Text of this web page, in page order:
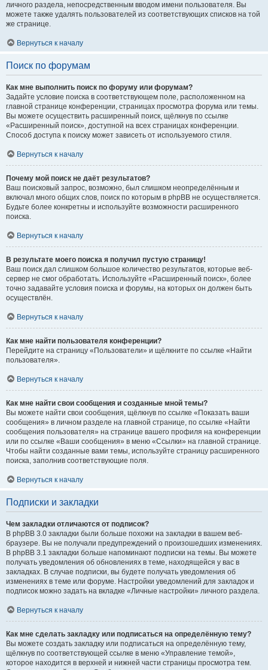
личного раздела, непосредственным вводом имени пользователя. Вы
можете также удалять пользователей из соответствующих списков на той
же странице.
Вернуться к началу
Поиск по форумам
Как мне выполнить поиск по форуму или форумам?
Задайте условие поиска в соответствующем поле, расположенном на
главной странице конференции, страницах просмотра форума или темы.
Вы можете осуществить расширенный поиск, щёлкнув по ссылке
«Расширенный поиск», доступной на всех страницах конференции.
Способ доступа к поиску может зависеть от используемого стиля.
Вернуться к началу
Почему мой поиск не даёт результатов?
Ваш поисковый запрос, возможно, был слишком неопределённым и
включал много общих слов, поиск по которым в phpBB не осуществляется.
Будьте более конкретны и используйте возможности расширенного
поиска.
Вернуться к началу
В результате моего поиска я получил пустую страницу!
Ваш поиск дал слишком большое количество результатов, которые веб-
сервер не смог обработать. Используйте «Расширенный поиск», более
точно задавайте условия поиска и форумы, на которых он должен быть
осуществлён.
Вернуться к началу
Как мне найти пользователя конференции?
Перейдите на страницу «Пользователи» и щёлкните по ссылке «Найти
пользователя».
Вернуться к началу
Как мне найти свои сообщения и созданные мной темы?
Вы можете найти свои сообщения, щёлкнув по ссылке «Показать ваши
сообщения» в личном разделе на главной странице, по ссылке «Найти
сообщения пользователя» на странице вашего профиля на конференции
или по ссылке «Ваши сообщения» в меню «Ссылки» на главной странице.
Чтобы найти созданные вами темы, используйте страницу расширенного
поиска, заполнив соответствующие поля.
Вернуться к началу
Подписки и закладки
Чем закладки отличаются от подписок?
В phpBB 3.0 закладки были больше похожи на закладки в вашем веб-
браузере. Вы не получали предупреждений о произошедших изменениях.
В phpBB 3.1 закладки больше напоминают подписки на темы. Вы можете
получать уведомления об обновлениях в теме, находящейся у вас в
закладках. В случае подписки, вы будете получать уведомления об
изменениях в теме или форуме. Настройки уведомлений для закладок и
подписок можно задать на вкладке «Личные настройки» личного раздела.
Вернуться к началу
Как мне сделать закладку или подписаться на определённую тему?
Вы можете создать закладку или подписаться на определённую тему,
щёлкнув по соответствующей ссылке в меню «Управление темой»,
которое находится в верхней и нижней части страницы просмотра тем.